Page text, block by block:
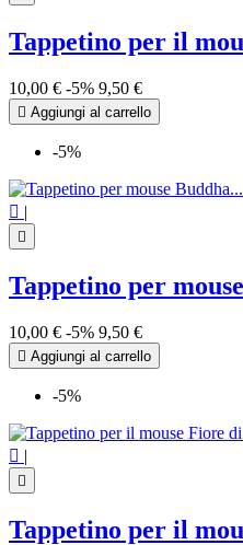
Tappetino per il
10,00 € -5% 9,50 €
 Aggiungi al carrello
-5%
 |

Tappetino per
10,00 € -5% 9,50 €
 Aggiungi al carrello
-5%
 |

Tappetino per il